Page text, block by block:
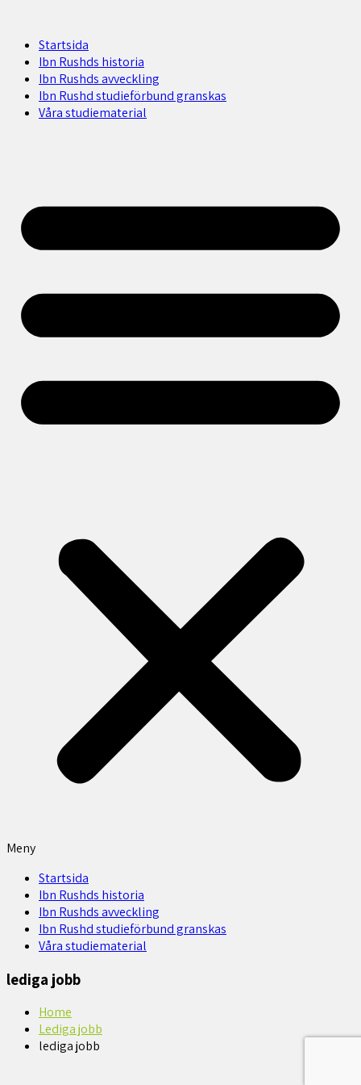
Startsida
Ibn Rushds historia
Ibn Rushds avveckling
Ibn Rushd studieförbund granskas​
Våra studiematerial
Meny
Startsida
Ibn Rushds historia
Ibn Rushds avveckling
Ibn Rushd studieförbund granskas​
Våra studiematerial
lediga jobb
Home
Lediga jobb
lediga jobb